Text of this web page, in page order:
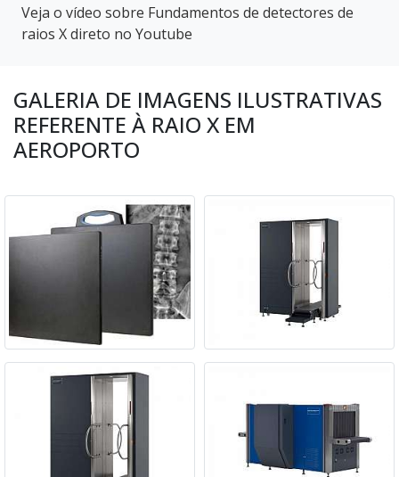
Veja o vídeo sobre Fundamentos de detectores de
raios X direto no Youtube
GALERIA DE IMAGENS ILUSTRATIVAS
REFERENTE À RAIO X EM
AEROPORTO